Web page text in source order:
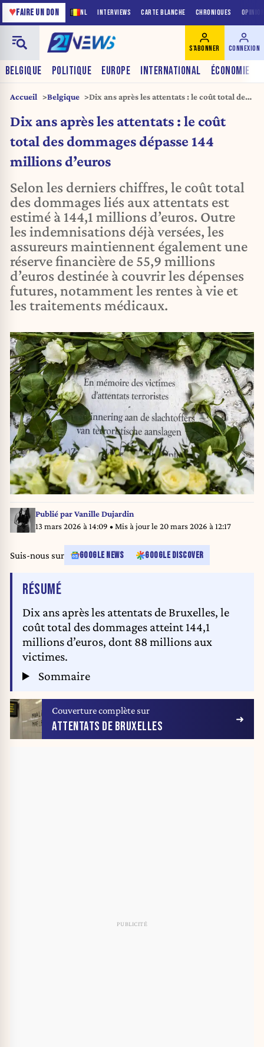
NL INTERVIEWS CARTE BLANCHE CHRONIQUES
♥FAIRE UN DON
BELGIQUE POLITIQUE EUROPE INTERNATIONAL ÉCONOMIE
S'ABONNER CONNEXION
Accueil Belgique
Dix ans après les attentats : le coût total des
Dix ans après les attentats : le coût
total des dommages dépasse 144
millions d’euros
Selon les derniers chiffres, le coût total
des dommages liés aux attentats est
estimé à 144,1 millions d’euros. Outre
les indemnisations déjà versées, les
assureurs maintiennent également une
réserve financière de 55,9 millions
d’euros destinée à couvrir les dépenses
futures, notamment les rentes à vie et
les traitements médicaux.
Publié parVanille Dujardin
13 mars 2026 à 14:09 • Mis à jour le 20 mars 2026 à 12:17
Suis-nous sur GOOGLE NEWS GOOGLE DISCOVER
RÉSUMÉDE L'ARTICLE
Dix ans après les attentats de Bruxelles, le
coût total des dommages atteint 144,1
millions d’euros, dont 88 millions aux
victimes.
Sommaire
Couverture complète sur
ATTENTATS DE BRUXELLES